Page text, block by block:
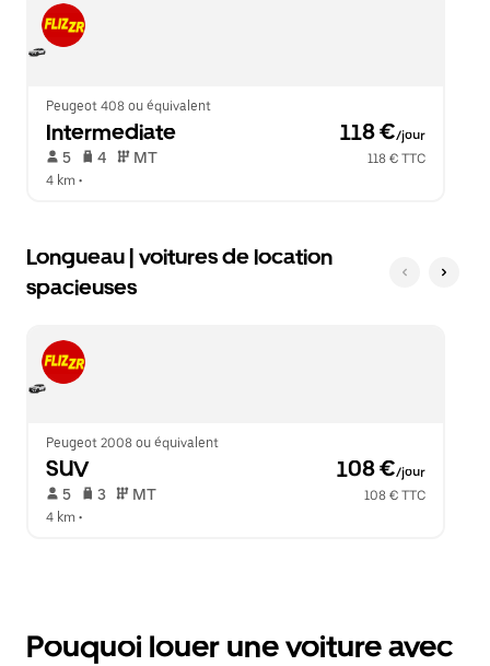
Peugeot 408 ou équivalent
Intermediate 118 €/jour
5 4 MT
118 € TTC
4 km •
Longueau | voitures de location
spacieuses
Peugeot 2008 ou équivalent
SUV 108 €/jour
5 3 MT
108 € TTC
4 km •
Pouquoi louer une voiture avec